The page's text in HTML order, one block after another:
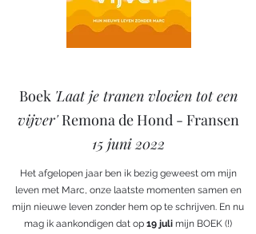
Boek 'Laat je tranen vloeien tot een
vijver'Remona de Hond - Fransen
15 juni 2022
Het afgelopen jaar ben ik bezig geweest om mijn
leven met Marc, onze laatste momenten samen en
mijn nieuwe leven zonder hem op te schrijven. En nu
mag ik aankondigen dat op 19 juli mijn BOEK (!)